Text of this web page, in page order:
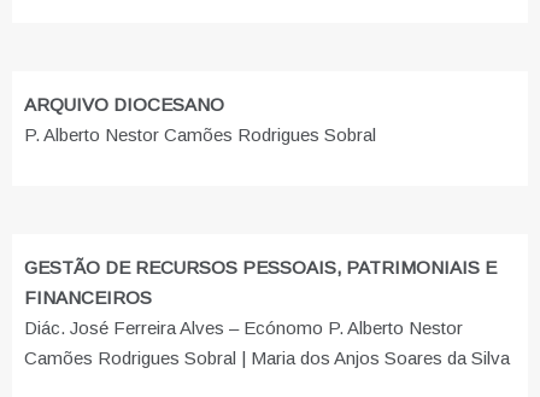
ARQUIVO DIOCESANO
P. Alberto Nestor Camões Rodrigues Sobral
GESTÃO DE RECURSOS PESSOAIS, PATRIMONIAIS E
FINANCEIROS
Diác. José Ferreira Alves – Ecónomo P. Alberto Nestor
Camões Rodrigues Sobral | Maria dos Anjos Soares da Silva